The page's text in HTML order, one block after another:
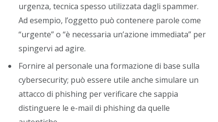
urgenza, tecnica spesso utilizzata dagli spammer.
Ad esempio, l’oggetto può contenere parole come
“urgente” o “è necessaria un’azione immediata” per
spingervi ad agire.
Fornire al personale una formazione di base sulla
cybersecurity; può essere utile anche simulare un
attacco di phishing per verificare che sappia
distinguere le e-mail di phishing da quelle